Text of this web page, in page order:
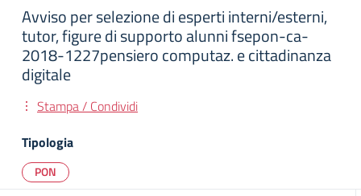
Avviso per selezione di esperti interni/esterni,
tutor, figure di supporto alunni fsepon-ca-
2018-1227pensiero computaz. e cittadinanza
digitale
Stampa / Condividi
Tipologia
PON